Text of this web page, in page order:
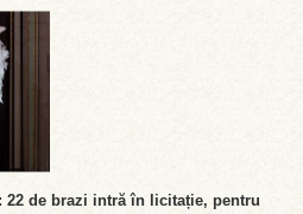
22 de brazi intră în licitație, pentru